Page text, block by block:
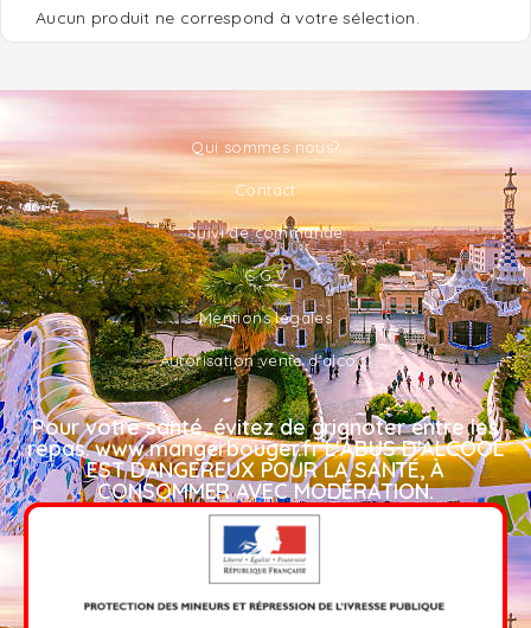
Aucun produit ne correspond à votre sélection.
Qui sommes nous?
Contact
Suivi de commande
C.G.V
Mentions légales
Autorisation vente d'alcool
Pour votre santé, évitez de grignoter entre les
repas. www.mangerbouger.fr L'ABUS D'ALCOOL
EST DANGEREUX POUR LA SANTÉ, À
CONSOMMER AVEC MODÉRATION.​